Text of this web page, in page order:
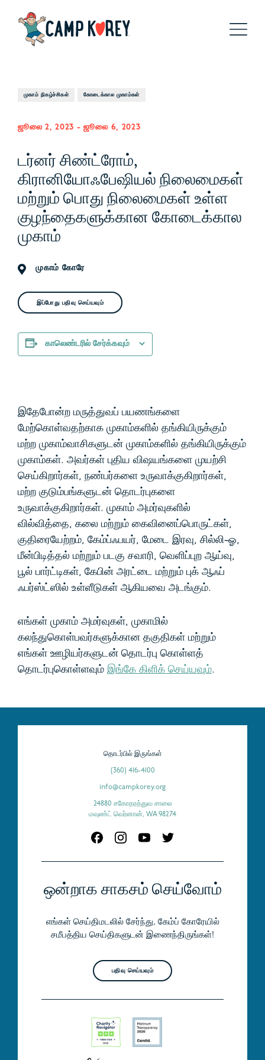
முகாம் நிகழ்ச்சிகள் கோடைக்கால முகாம்கள்
ஜூலை 2, 2023 -ஜூலை 6, 2023
டர்னர் சிண்ட்ரோம்,
கிரானியோஃபேஷியல் நிலைமைகள்
மற்றும் பொது நிலைமைகள் உள்ள
குழந்தைகளுக்கான கோடைக்கால
முகாம்
முகாம் கோரே
இப்போது பதிவு செய்யவும்
காலெண்டரில் சேர்க்கவும்
இதேபோன்ற மருத்துவப் பயணங்களை
மேற்கொள்வதற்காக முகாம்களில் தங்கியிருக்கும்
மற்ற முகாம்வாசிகளுடன் முகாம்களில் தங்கியிருக்கும்
முகாம்கள். அவர்கள் புதிய விஷயங்களை முயற்சி
செய்கிறார்கள், நண்பர்களை உருவாக்குகிறார்கள்,
மற்ற குடும்பங்களுடன் தொடர்புகளை
உருவாக்குகிறார்கள். முகாம் அமர்வுகளில்
வில்வித்தை, கலை மற்றும் கைவினைப்பொருட்கள்,
குதிரையேற்றம், கேம்ப்ஃபயர், மேடை இரவு, சில்லி-ஓ,
மீன்பிடித்தல் மற்றும் படகு சவாரி, வெளிப்புற ஆய்வு,
பூல் பார்ட்டிகள், கேபின் அரட்டை மற்றும் புக் ஆஃப்
ஃபர்ஸ்ட்ஸில் உள்ளீடுகள் ஆகியவை அடங்கும்.
எங்கள் முகாம் அமர்வுகள், முகாமில்
கலந்துகொள்பவர்களுக்கான தகுதிகள் மற்றும்
எங்கள் ஊழியர்களுடன் தொடர்பு கொள்ளத்
தொடர்புகொள்ளவும் இங்கே கிளிக் செய்யவும்.
ஒன்றாக சாகசம் செய்வோம்
எங்கள் செய்திமடலில் சேர்ந்து, கேம்ப் கோரேயில்
சமீபத்திய செய்திகளுடன் இணைந்திருங்கள்!
பதிவு செய்யவும்
தொடர்பில் இருங்கள்
(360) 416-4100
info@campkorey.org
24880 சகோதரத்துவ சாலை
மவுண்ட் வெர்னான், WA 98274